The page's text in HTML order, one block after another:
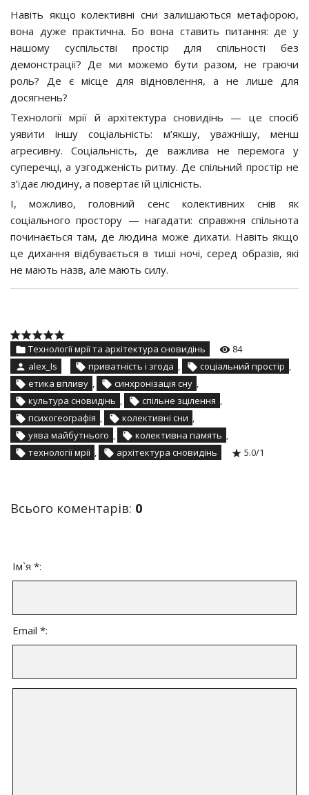
Навіть якщо колективні сни залишаються метафорою,
вона дуже практична. Бо вона ставить питання: де у
нашому суспільстві простір для спільності без
демонстрації? Де ми можемо бути разом, не граючи
роль? Де є місце для відновлення, а не лише для
досягнень?
Технології мрії й архітектура сновидінь — це спосіб
уявити іншу соціальність: м’якшу, уважнішу, менш
агресивну. Соціальність, де важлива не перемога у
суперечці, а узгодженість ритму. Де спільний простір не
з’їдає людину, а повертає їй цілісність.
І, можливо, головний сенс колективних снів як
соціального простору — нагадати: справжня спільнота
починається там, де людина може дихати. Навіть якщо
це дихання відбувається в тиші ночі, серед образів, які
не мають назв, але мають силу.
Технології мрії та архітектура сновидінь
84
alex_Is
приватність і згода , соціальний простір ,
етика впливу , синхронізація сну ,
культура сновидінь , спільне зцілення ,
психогеографія , колективні сни ,
уява майбутнього , колективна память ,
технології мрії , архітектура сновидінь 5.0/1
Всього коментарів: 0
Ім`я *:
Email *: